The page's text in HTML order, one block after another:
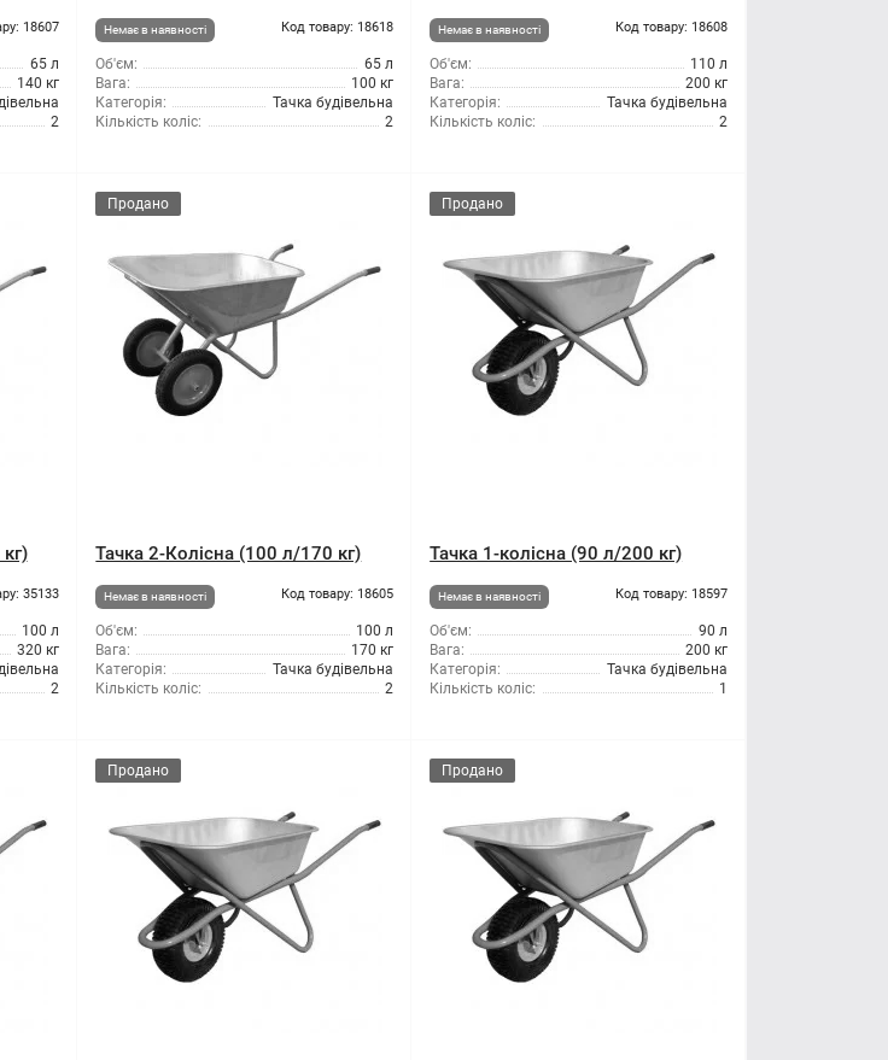
18607
65 л
140 кг
2
Немає в наявності Код товару: 18618
Об'єм:
65 л
Вага:
100 кг
Категорія:
Тачка будівельна
Кількість коліс:
2
Немає в наявності Код товару: 18608
Об'єм:
110 л
Вага:
200 кг
Категорія:
Тачка будівельна
Кількість коліс:
2
35133
100 л
320 кг
2
Продано
Тачка 2-Колісна (100 л/170 кг)
Немає в наявності Код товару: 18605
Об'єм:
100 л
Вага:
170 кг
Категорія:
Тачка будівельна
Кількість коліс:
2
Продано
Тачка 1-колісна (90 л/200 кг)
Немає в наявності Код товару: 18597
Об'єм:
90 л
Вага:
200 кг
Категорія:
Тачка будівельна
Кількість коліс:
1
Продано Продано